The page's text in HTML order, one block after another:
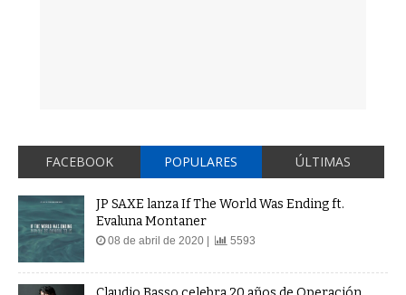
FACEBOOK POPULARES ÚLTIMAS
JP SAXE lanza If The World Was Ending ft.
Evaluna Montaner
08 de abril de 2020 | 5593